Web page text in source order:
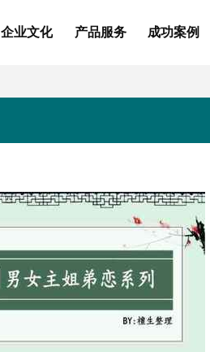
企业文化 产品服务 成功案例